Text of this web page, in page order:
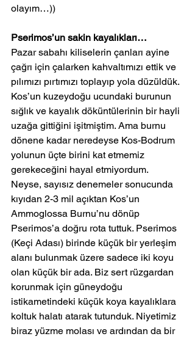
olayım…))
Pserimos’un sakin kayalıkları…
Pazar sabahı kiliselerin çanları ayine
çağrı için çalarken kahvaltımızı ettik ve
pılımızı pırtımızı toplayıp yola düzüldük.
Kos’un kuzeydoğu ucundaki burunun
sığlık ve kayalık döküntülerinin bir hayli
uzağa gittiğini işitmiştim. Ama burnu
dönene kadar neredeyse Kos-Bodrum
yolunun üçte birini kat etmemiz
gerekeceğini hayal etmiyordum.
Neyse, sayısız denemeler sonucunda
kıyıdan 2-3 mil açıktan Kos’un
Ammoglossa Burnu’nu dönüp
Pserimos’a doğru rota tuttuk. Pserimos
(Keçi Adası) birinde küçük bir yerleşim
alanı bulunmak üzere sadece iki koyu
olan küçük bir ada. Biz sert rüzgardan
korunmak için güneydoğu
istikametindeki küçük koya kayalıklara
koltuk halatı atarak tutunduk. Niyetimiz
biraz yüzme molası ve ardından da bir